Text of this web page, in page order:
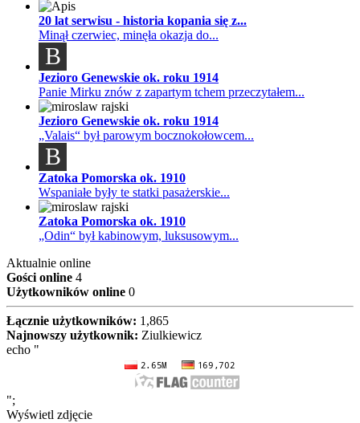
20 lat serwisu - historia kopania się z...
Minął czerwiec, minęła okazja do...
B
Jezioro Genewskie ok. roku 1914
Panie Mirku znów z zapartym tchem przeczytałem...
Jezioro Genewskie ok. roku 1914
„Valais“ był parowym bocznokołowcem...
B
Zatoka Pomorska ok. 1910
Wspaniałe były te statki pasażerskie...
Zatoka Pomorska ok. 1910
„Odin“ był kabinowym, luksusowym...
Aktualnie online
Gości online 4
Użytkowników online 0
Łącznie użytkowników: 1,865
Najnowszy użytkownik: Ziulkiewicz
echo "
";
Wyświetl zdjęcie